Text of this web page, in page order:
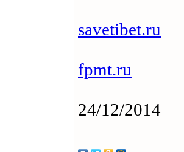
savetibet.ru
fpmt.ru
24/12/2014